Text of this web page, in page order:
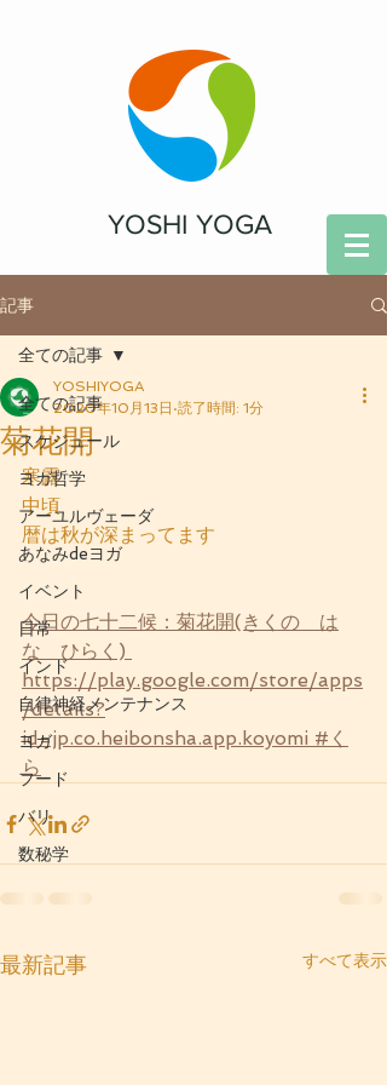
YOSHI YOGA
記事
全ての記事
スケジュール
ヨガ哲学
アーユルヴェーダ
あなみdeヨガ
イベント
日常
インド
自律神経メンテナンス
ヨガ
フード
バリ
数秘学
全ての記事
菊花開
YOSHIYOGA
2020年10月13日 読了時間: 1分
寒露
中頃
暦は秋が深まってます
今日の七十二候：菊花開(きくの　は
な　ひらく)
https://play.google.com/store/apps
/details?
id=jp.co.heibonsha.app.koyomi #く
ら
最新記事 すべて表示